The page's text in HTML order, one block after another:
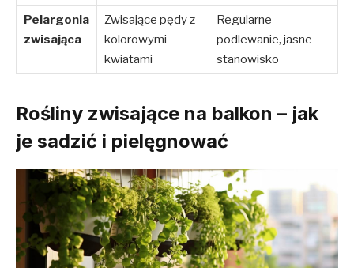
Pelargonia
zwisająca
Zwisające pędy z
kolorowymi
kwiatami
Regularne
podlewanie, jasne
stanowisko
Rośliny zwisające na balkon – jak
je sadzić i pielęgnować